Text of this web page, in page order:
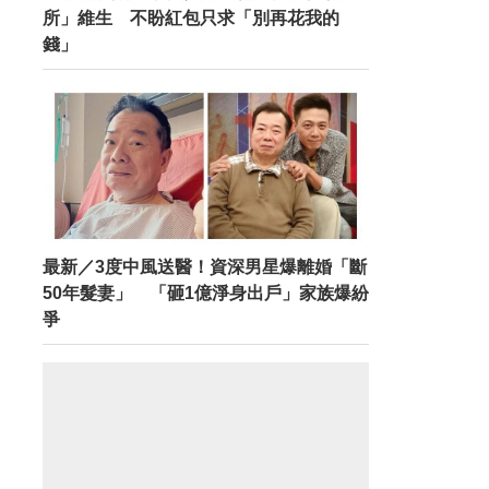
所」維生 不盼紅包只求「別再花我的
錢」
最新／3度中風送醫！資深男星爆離婚「斷
50年髮妻」 「砸1億淨身出戶」家族爆紛
爭